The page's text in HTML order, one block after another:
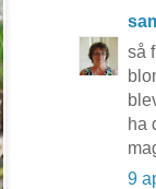
så
ha
9